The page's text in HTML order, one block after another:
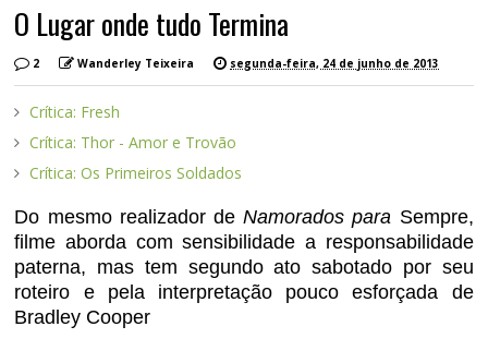
O Lugar onde tudo Termina
2 Wanderley Teixeira segunda-feira, 24 de junho de 2013
Crítica: Fresh
Crítica: Thor - Amor e Trovão
Crítica: Os Primeiros Soldados
Do mesmo realizador deNamorados para Sempre,
filme aborda com sensibilidade a responsabilidade
paterna, mas tem segundo ato sabotado por seu
roteiro e pela interpretação pouco esforçada de
Bradley Cooper